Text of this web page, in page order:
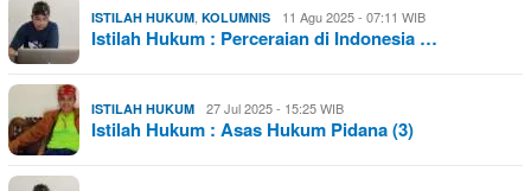
ISTILAH HUKUM KOLUMNIS 11 Agu 2025 - 07:11 WIB
Istilah Hukum : Perceraian di Indonesia …
ISTILAH HUKUM 27 Jul 2025 - 15:25 WIB
Istilah Hukum : Asas Hukum Pidana (3)